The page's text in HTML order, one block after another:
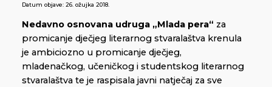
Datum objave: 26. ožujka 2018.
Nedavno osnovana udruga „Mlada pera“ za
promicanje dječjeg literarnog stvaralaštva krenula
je ambiciozno u promicanje dječjeg,
mladenačkog, učeničkog i studentskog literarnog
stvaralaštva te je raspisala javni natječaj za sve